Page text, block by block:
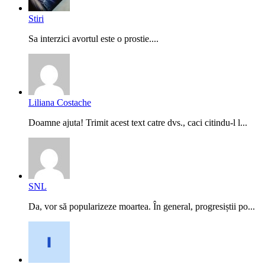
Stiri
Sa interzici avortul este o prostie....
Liliana Costache
Doamne ajuta! Trimit acest text catre dvs., caci citindu-l l...
SNL
Da, vor să popularizeze moartea. În general, progresiștii po...